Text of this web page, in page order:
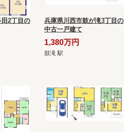
2丁目の
兵庫県川西市鼓が滝3丁目の
中古一戸建て
1,380万円
鼓滝 駅